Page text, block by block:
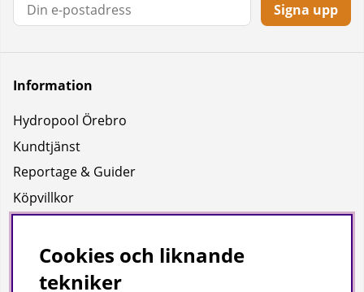
Signa upp
Information
Hydropool Örebro
Kundtjänst
Reportage & Guider
Köpvillkor
Uppgifter för leverans
Cookies och liknande
tekniker